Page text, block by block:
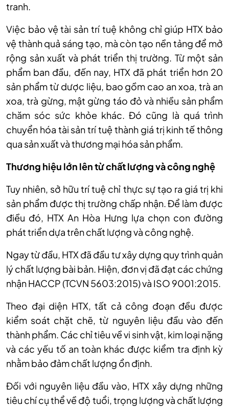
tranh.
Việc bảo vệ tài sản trí tuệ không chỉ giúp HTX bảo
vệ thành quả sáng tạo, mà còn tạo nền tảng để mở
rộng sản xuất và phát triển thị trường. Từ một sản
phẩm ban đầu, đến nay, HTX đã phát triển hơn 20
sản phẩm từ dược liệu, bao gồm cao an xoa, trà an
xoa, trà gừng, mật gừng táo đỏ và nhiều sản phẩm
chăm sóc sức khỏe khác. Đó cũng là quá trình
chuyển hóa tài sản trí tuệ thành giá trị kinh tế thông
qua sản xuất và thương mại hóa sản phẩm.
Thương hiệu lớn lên từ chất lượng và công nghệ
Tuy nhiên, sở hữu trí tuệ chỉ thực sự tạo ra giá trị khi
sản phẩm được thị trường chấp nhận. Để làm được
điều đó, HTX An Hòa Hưng lựa chọn con đường
phát triển dựa trên chất lượng và công nghệ.
Ngay từ đầu, HTX đã đầu tư xây dựng quy trình quản
lý chất lượng bài bản. Hiện, đơn vị đã đạt các chứng
nhận HACCP (TCVN 5603:2015) và ISO 9001:2015.
Theo đại diện HTX, tất cả công đoạn đều được
kiểm soát chặt chẽ, từ nguyên liệu đầu vào đến
thành phẩm. Các chỉ tiêu về vi sinh vật, kim loại nặng
và các yếu tố an toàn khác được kiểm tra định kỳ
nhằm bảo đảm chất lượng ổn định.
Đối với nguyên liệu đầu vào, HTX xây dựng những
tiêu chí cụ thể về độ tuổi, trọng lượng và chất lượng